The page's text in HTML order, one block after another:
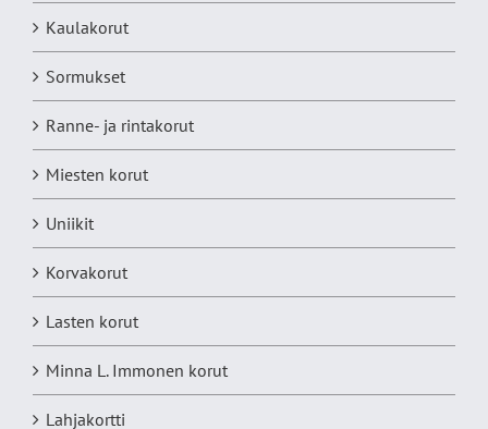
Kaulakorut
Sormukset
Ranne- ja rintakorut
Miesten korut
Uniikit
Korvakorut
Lasten korut
Minna L. Immonen korut
Lahjakortti